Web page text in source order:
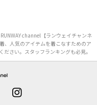
channel【ランウェイチャンネ
、人気のアイテムを着こなすためのア
ださい。スタッフランキングも必見。